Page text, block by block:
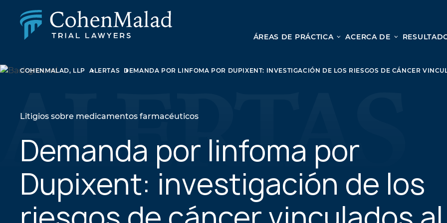
ÁREAS DE PRÁCTICA
DEMANDA COLECTIVA Y AGRAVIO MASIVO
LITIGIOS EMPRESARIALES
NEGLIGENCIA MÉDICA
LITIGIOS SOBRE MEDICAMENTOS Y DISPOSITIVOS
Lesión personal
DRAM SHOP LIABILITY
RESBALONES Y CAÍDAS
ACCIDENTES DE UBER
TODOS LOS SERVICIOS DE LESIONES
ACERCA DE
COHENMALAD, LLP ALERTAS DEMANDA POR LINFOMA POR DUPIXENT: INVESTIGACIÓN DE LOS RIESGOS DE CÁNCER
Litigios sobre medicamentos farmacéuticos
Demanda por linfoma por
Dupixent: investigación de los